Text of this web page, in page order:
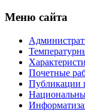
Меню сайта
Почетные
Публикации